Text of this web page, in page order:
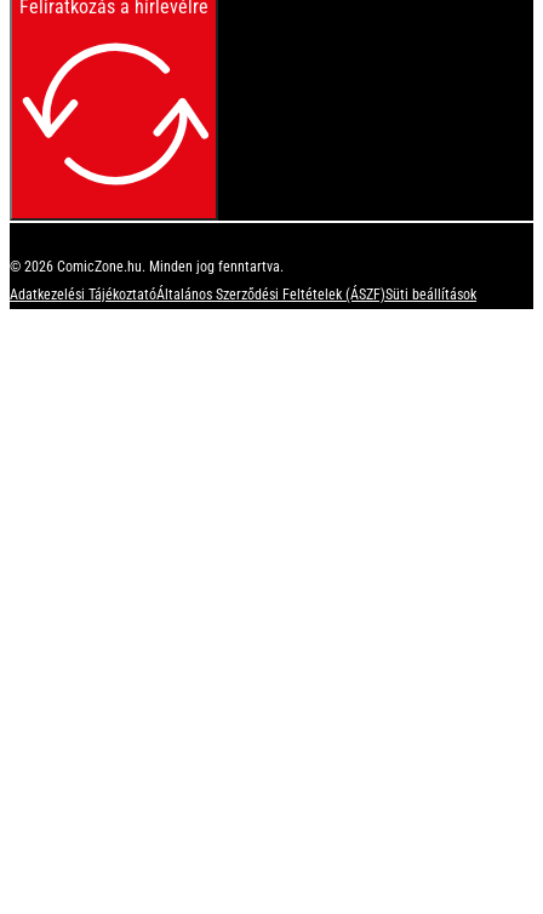
Feliratkozás a hírlevélre
© 2026 ComicZone.hu. Minden jog fenntartva.
Adatkezelési TájékoztatóÁltalános Szerződési Feltételek (ÁSZF)Süti beállítások